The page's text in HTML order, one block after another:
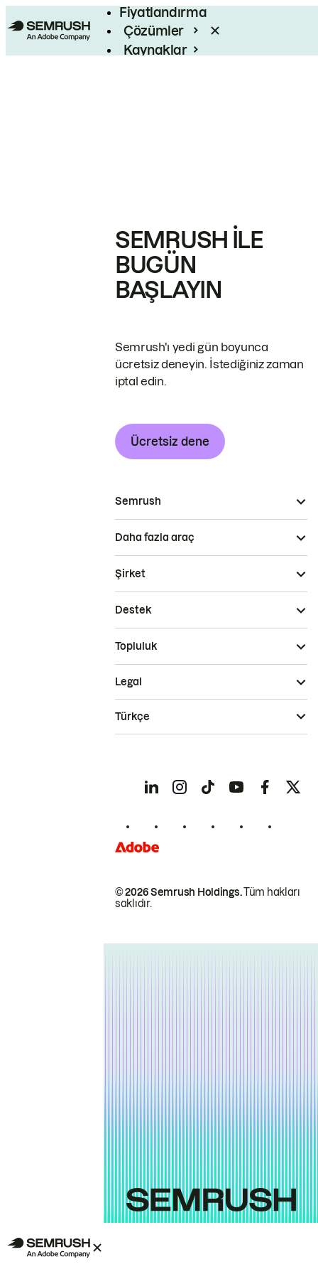
Fiyatlandırma
Çözümler
Kaynaklar
SEMRUSH ILE
BUGÜN
BAŞLAYIN
Semrush'ı yedi gün boyunca
ücretsiz deneyin. İstediğiniz zaman
iptal edin.
Ücretsiz dene
Semrush
Daha fazla araç
Şirket
Destek
Topluluk
© 2026 Semrush Holdings.Tüm hakları
saklıdır.
Legal
Türkçe